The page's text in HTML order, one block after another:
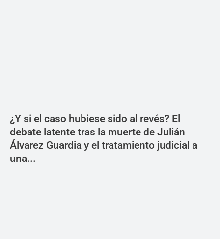
¿Y si el caso hubiese sido al revés? El
debate latente tras la muerte de Julián
Álvarez Guardia y el tratamiento judicial a
una...